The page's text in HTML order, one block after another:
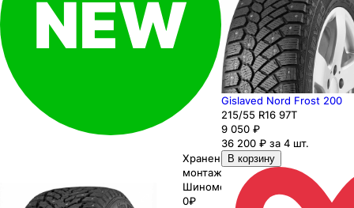
Хранение до
монтажа 0₽
Шиномонтаж
0₽
Gislaved Nord Frost 200
215/55 R16 97T
9 050 ₽
36 200 ₽ за 4 шт.
В корзину